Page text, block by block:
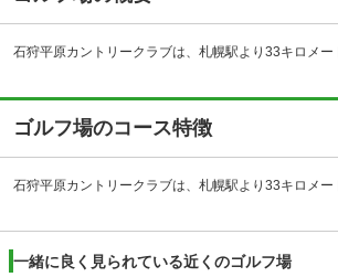
ゴルフ場のコース特徴
一緒に良く見られている近くのゴルフ場